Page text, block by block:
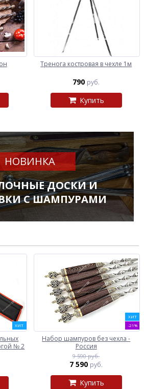
Тренога костровая в чехле 1м
790 руб.
Купить
НОВИНКА
ДОСКИ И
С ШАМПУРАМИ
ХИТ
№ 2
ХИТ
-21%
Набор шампуров без чехла -
Россия
9 590 руб.
7 590 руб.
Купить